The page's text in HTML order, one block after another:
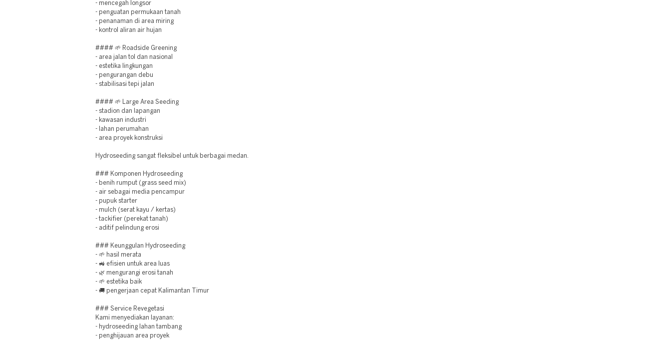
- mencegah longsor
- penguatan permukaan tanah
- penanaman di area miring
- kontrol aliran air hujan
#### 🌱 Roadside Greening
- area jalan tol dan nasional
- estetika lingkungan
- pengurangan debu
- stabilisasi tepi jalan
#### 🌱 Large Area Seeding
- stadion dan lapangan
- kawasan industri
- lahan perumahan
- area proyek konstruksi
Hydroseeding sangat fleksibel untuk berbagai medan.
### Komponen Hydroseeding
- benih rumput (grass seed mix)
- air sebagai media pencampur
- pupuk starter
- mulch (serat kayu / kertas)
- tackifier (perekat tanah)
- aditif pelindung erosi
### Keunggulan Hydroseeding
- 🌱 hasil merata
- 🚜 efisien untuk area luas
- 🌿 mengurangi erosi tanah
- 🌱 estetika baik
- 🚚 pengerjaan cepat Kalimantan Timur
### Service Revegetasi
Kami menyediakan layanan:
- hydroseeding lahan tambang
- penghijauan area proyek